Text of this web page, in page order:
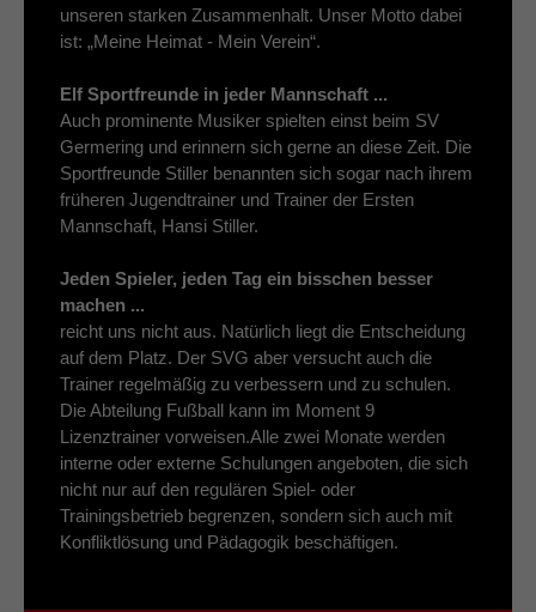
unseren starken Zusammenhalt. Unser Motto dabei
ist: „Meine Heimat - Mein Verein“.
Elf Sportfreunde in jeder Mannschaft ...
Auch prominente Musiker spielten einst beim SV
Germering und erinnern sich gerne an diese Zeit. Die
Sportfreunde Stiller benannten sich sogar nach ihrem
früheren Jugendtrainer und Trainer der Ersten
Mannschaft, Hansi Stiller.
Jeden Spieler, jeden Tag ein bisschen besser
machen ...
reicht uns nicht aus. Natürlich liegt die Entscheidung
auf dem Platz. Der SVG aber versucht auch die
Trainer regelmäßig zu verbessern und zu schulen.
Die Abteilung Fußball kann im Moment 9
Lizenztrainer vorweisen.Alle zwei Monate werden
interne oder externe Schulungen angeboten, die sich
nicht nur auf den regulären Spiel- oder
Trainingsbetrieb begrenzen, sondern sich auch mit
Konfliktlösung und Pädagogik beschäftigen.